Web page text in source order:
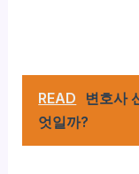
READ
변호사
엇일까?